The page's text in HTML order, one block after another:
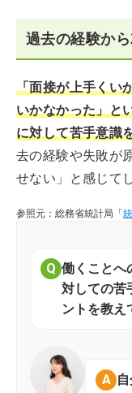
過去の経験か
「面接が上手くい
いかなかった」と
に対して苦手意識
去の経験や失敗が
せない」と感じて
参照元：総務省統計局「
働くことへ
対しての苦
ントを教え